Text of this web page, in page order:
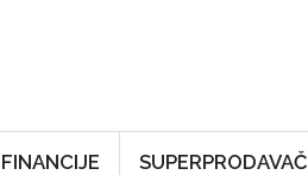
FINANCIJE SUPERPRODAVAČ